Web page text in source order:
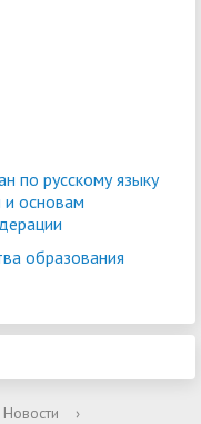
по русскому языку
и основам
образования
Новости
›